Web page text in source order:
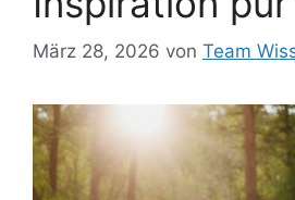
März 28, 2026 von Team